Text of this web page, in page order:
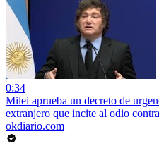
0:34
Milei aprueba un decreto de
extranjero que incite al odio
okdiario.com